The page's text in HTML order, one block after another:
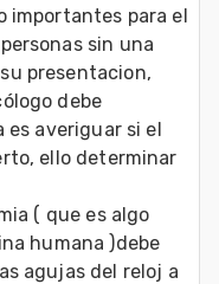
importantes para el
sin una
presentacion,
debe
averiguar si el
ello determinar
( que es algo
humana )debe
agujas del reloj a